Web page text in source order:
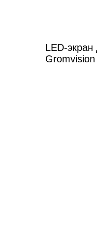
LED-экран
Gromvision